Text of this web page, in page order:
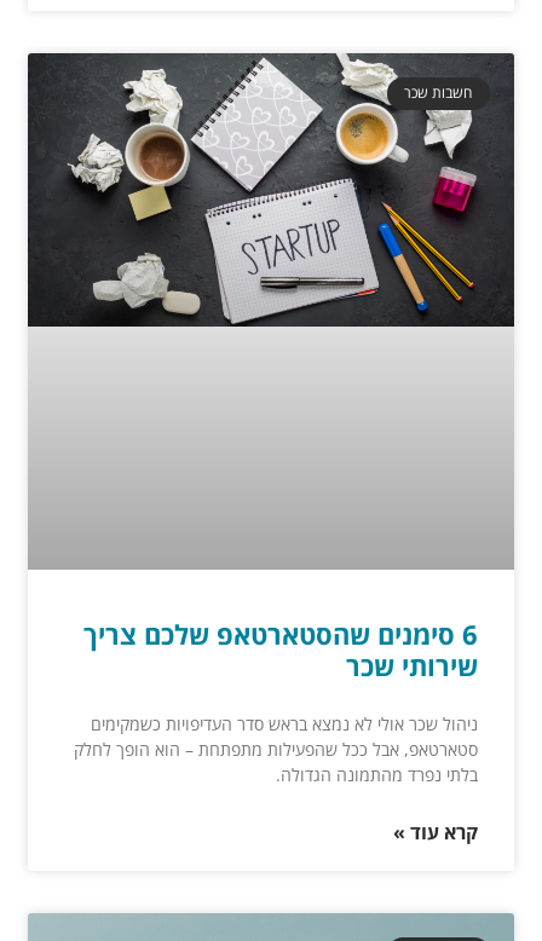
חשבות שכר
6 סימנים שהסטארטאפ שלכם צריך
שירותי שכר
ניהול שכר אולי לא נמצא בראש סדר העדיפויות כשמקימים
סטארטאפ, אבל ככל שהפעילות מתפתחת – הוא הופך לחלק
בלתי נפרד מהתמונה הגדולה.
קרא עוד »